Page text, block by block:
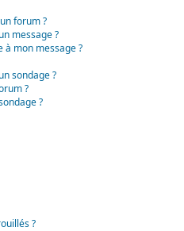
forum ?
message ?
mon message ?
sondage ?
?
?
?